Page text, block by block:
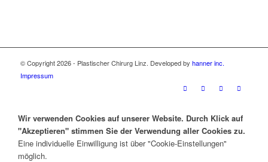
© Copyright 2026 - Plastischer Chirurg Linz. Developed by hanner inc.
Impressum
Wir verwenden Cookies auf unserer Website. Durch Klick auf
"Akzeptieren" stimmen Sie der Verwendung aller Cookies zu.
Eine individuelle Einwilligung ist über "Cookie-Einstellungen"
möglich.